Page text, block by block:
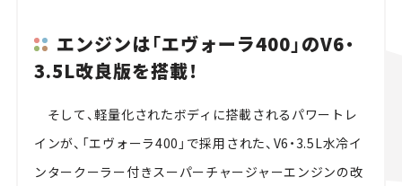
エンジンは「エヴォーラ400」のV6・
3.5L改良版を搭載！
そして、軽量化されたボディに搭載されるパワートレ
インが、「エヴォーラ400」で採用された、V6・3.5L水冷イ
ンタークーラー付きスーパーチャージャーエンジンの改